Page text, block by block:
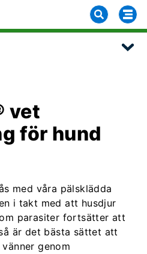
vet
för hund
med våra pälsklädda
i takt med att husdjur
parasiter fortsätter att
är det bästa sättet att
genom